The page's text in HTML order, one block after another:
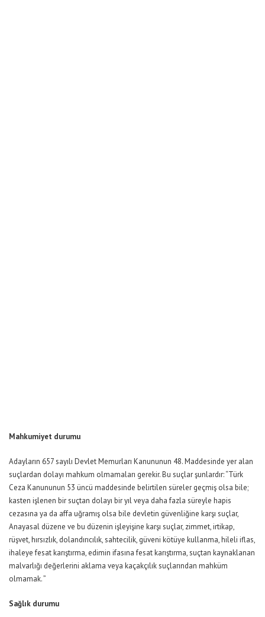
Mahkumiyet durumu
Adayların 657 sayılı Devlet Memurları Kanununun 48. Maddesinde yer alan
suçlardan dolayı mahkum olmamaları gerekir. Bu suçlar şunlardır: “Türk
Ceza Kanununun 53 üncü maddesinde belirtilen süreler geçmiş olsa bile;
kasten işlenen bir suçtan dolayı bir yıl veya daha fazla süreyle hapis
cezasına ya da affa uğramış olsa bile devletin güvenliğine karşı suçlar,
Anayasal düzene ve bu düzenin işleyişine karşı suçlar, zimmet, irtikap,
rüşvet, hırsızlık, dolandırıcılık, sahtecilik, güveni kötüye kullanma, hileli iflas,
ihaleye fesat karıştırma, edimin ifasına fesat karıştırma, suçtan kaynaklanan
malvarlığı değerlerini aklama veya kaçakçılık suçlarından mahküm
olmamak. ”
Sağlık durumu